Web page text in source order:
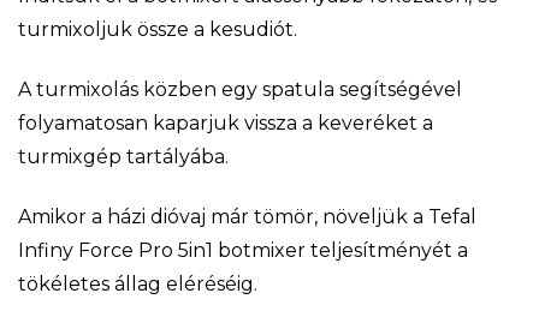
turmixoljuk össze a kesudiót.
A turmixolás közben egy spatula segítségével
folyamatosan kaparjuk vissza a keveréket a
turmixgép tartályába.
Amikor a házi dióvaj már tömör, növeljük a Tefal
Infiny Force Pro 5in1 botmixer teljesítményét a
tökéletes állag eléréséig.